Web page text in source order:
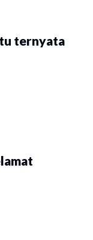
ternyata